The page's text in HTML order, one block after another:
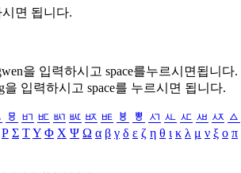
면 됩니다.
을 입력하시고 space를누르시면됩니다.
을 입력하시고 space를 누르시면 됩니다.
ㅱ ㅲ ㅳ ㅴ ㅵ ㅶ ㅷ ㅸ ㅹ ㅺ ㅻ ㅼ ㅽ ㅾ ㅿ
Ρ Σ ΤΥ Φ Χ Ψ Ω α β γ δ ε ζ η θ ι κ λ μ ν ξ ο π